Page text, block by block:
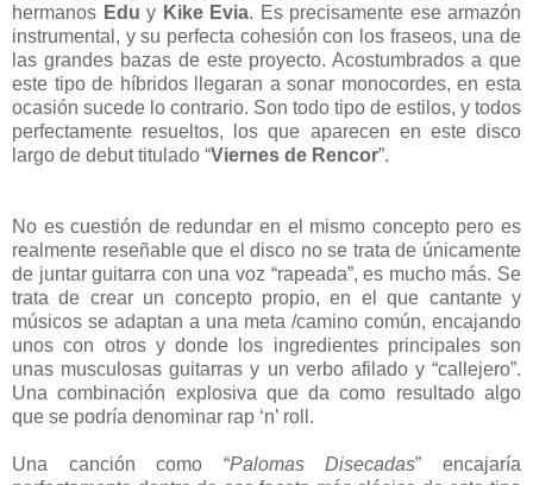
hermanos Edu y Kike Evia. Es precisamente ese armazón
instrumental, y su perfecta cohesión con los fraseos, una de
las grandes bazas de este proyecto. Acostumbrados a que
este tipo de híbridos llegaran a sonar monocordes, en esta
ocasión sucede lo contrario. Son todo tipo de estilos, y todos
perfectamente resueltos, los que aparecen en este disco
largo de debut titulado “Viernes de Rencor”.
No es cuestión de redundar en el mismo concepto pero es
realmente reseñable que el disco no se trata de únicamente
de juntar guitarra con una voz “rapeada”, es mucho más. Se
trata de crear un concepto propio, en el que cantante y
músicos se adaptan a una meta /camino común, encajando
unos con otros y donde los ingredientes principales son
unas musculosas guitarras y un verbo afilado y “callejero”.
Una combinación explosiva que da como resultado algo
que se podría denominar rap ‘n’ roll.
Una canción como “Palomas Disecadas” encajaría